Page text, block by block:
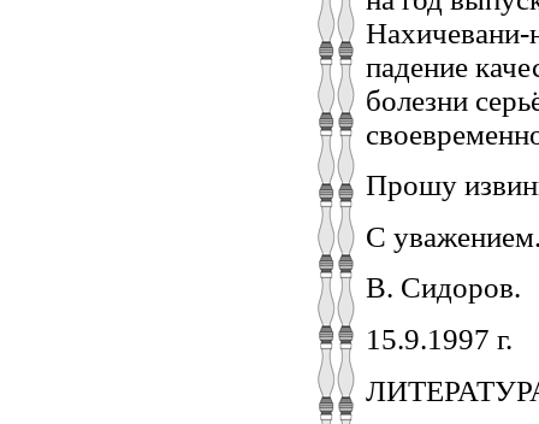
падение
болезни
Прошу
С
В. Сидоров.
15.9.1997 г.